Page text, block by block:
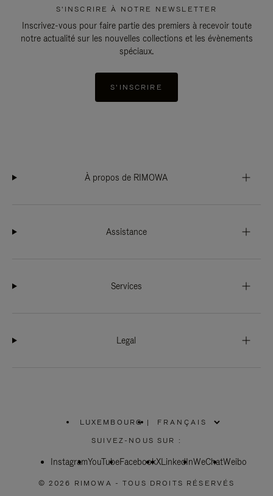
S'INSCRIRE À NOTRE NEWSLETTER
Inscrivez-vous pour faire partie des premiers à recevoir toute
notre actualité sur les nouvelles collections et les évènements
spéciaux.
S'INSCRIRE
À propos de RIMOWA
Assistance
Services
Legal
LUXEMBOURG
SÉLECTIONNEZ
VOTRE
|
SUIVEZ-NOUS SUR :
InstagramYouTubeFacebookXLinkedInWeChatWeibo
© 2026 RIMOWA - TOUS DROITS RÉSERVÉS